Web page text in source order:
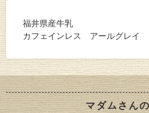
福井県産牛乳
カフェインレス アールグレイ
マダムさん